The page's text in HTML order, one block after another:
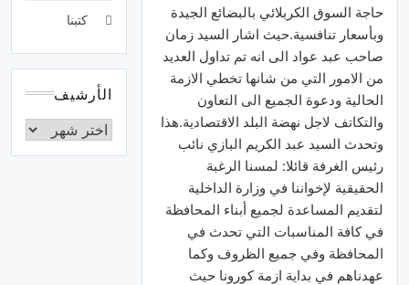
حاجة السوق الكربلائي بالبضائع الجيدة
وبأسعار تنافسية.حيث اشار السيد زمان
صاحب عبد عواد الى انه تم تداول العديد
من الامور التي من شانها تخطي الازمة
الحالية ودعوة الجميع الى التعاون
والتكاتف لاجل نهضة البلد الاقتصادية.هذا
وتحدث السيد عبد الكريم البازي نائب
رئيس الغرفة قائلا: لمسنا الرغبة
الحقيقية لإخواننا في وزارة الداخلية
لتقديم المساعدة لجميع أبناء المحافظة
في كافة المناسبات التي تحدث في
المحافظة وفي جميع الظروف وكما
عهدناهم في بداية ازمة كورونا حيث
كتبنا
الأرشيف